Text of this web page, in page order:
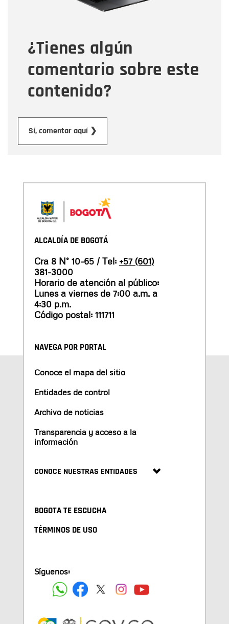
¿Tienes algún
comentario sobre este
contenido?
Sí, comentar aquí ❯
Tipo de comentario
Mensaje
ALCALDÍA DE BOGOTÁ
Cra 8 N° 10-65 / Tel: +57 (601)
381-3000
Horario de atención al público:
Lunes a viernes de 7:00 a.m. a
4:30 p.m.
Código postal: 111711
NAVEGA POR PORTAL
Conoce el mapa del sitio
Entidades de control
Archivo de noticias
Transparencia y acceso a la
información
CONOCE NUESTRAS ENTIDADES
BOGOTA TE ESCUCHA
TÉRMINOS DE USO
Síguenos: